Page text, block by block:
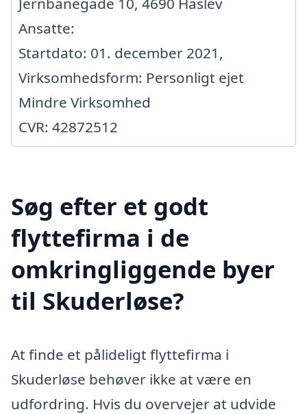
Ansatte:
Startdato: 01. december 2021,
Virksomhedsform: Personligt ejet
Mindre Virksomhed
CVR: 42872512
Søg efter et godt
flyttefirma i de
omkringliggende byer
til Skuderløse?
At finde et pålideligt flyttefirma i
Skuderløse behøver ikke at være en
udfordring. Hvis du overvejer at udvide